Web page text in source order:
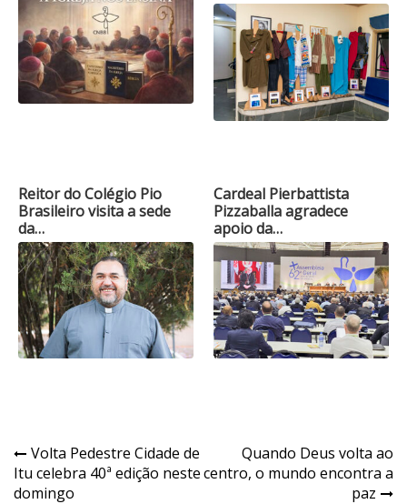
Reitor do Colégio Pio
Brasileiro visita a sede
da…
Cardeal Pierbattista
Pizzaballa agradece
apoio da…
Navegação
de
Volta Pedestre Cidade de
Itu celebra 40ª edição neste
domingo
Quando Deus volta ao
centro, o mundo encontra a
paz